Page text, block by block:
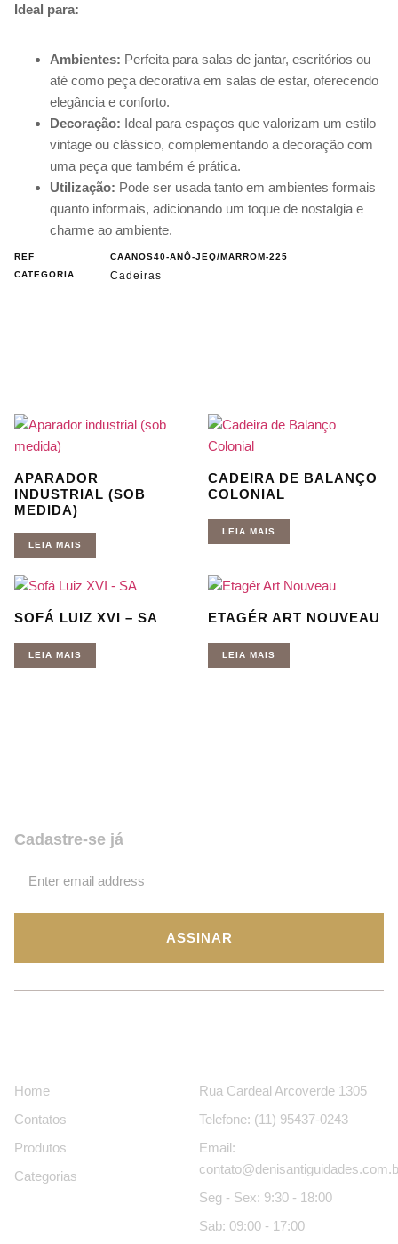
Ideal para:
Ambientes: Perfeita para salas de jantar, escritórios ou
até como peça decorativa em salas de estar, oferecendo
elegância e conforto.
Decoração: Ideal para espaços que valorizam um estilo
vintage ou clássico, complementando a decoração com
uma peça que também é prática.
Utilização: Pode ser usada tanto em ambientes formais
quanto informais, adicionando um toque de nostalgia e
charme ao ambiente.
REF
CAANOS40-ANÔ-JEQ/MARROM-225
CATEGORIA
Cadeiras
APARADOR
INDUSTRIAL (SOB
MEDIDA)
LEIA MAIS
CADEIRA DE BALANÇO
COLONIAL
LEIA MAIS
SOFÁ LUIZ XVI – SA
LEIA MAIS
ETAGÉR ART NOUVEAU
LEIA MAIS
Cadastre-se já
ASSINAR
Home
Contatos
Produtos
Categorias
Rua Cardeal Arcoverde 1305
Telefone: (11) 95437-0243
Email:
Seg - Sex: 9:30 - 18:00
Sab: 09:00 - 17:00